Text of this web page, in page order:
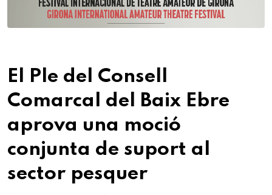
El Ple del Consell
Comarcal del Baix Ebre
aprova una moció
conjunta de suport al
sector pesquer